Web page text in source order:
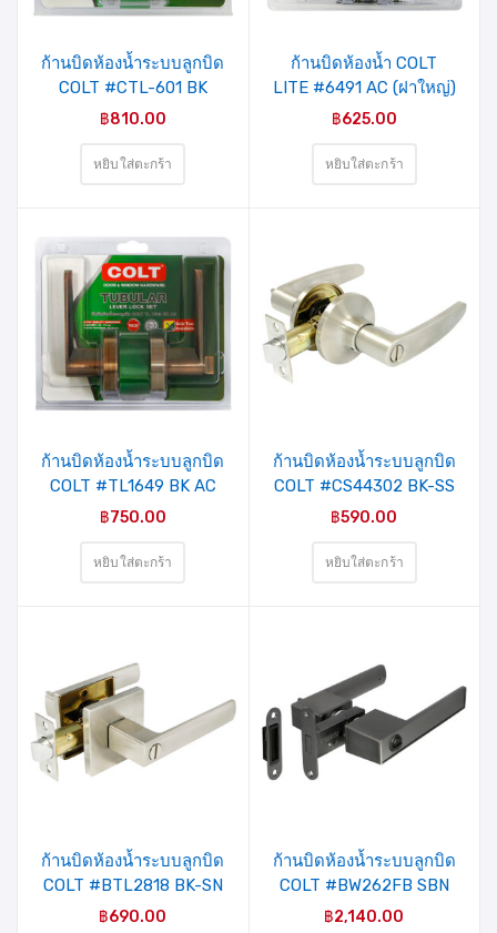
ก้านบิดห้องน้ำระบบลูกบิด
COLT #CTL-601 BK
฿810.00
หยิบใส่ตะกร้า
ก้านบิดห้องน้ำ COLT
LITE #6491 AC (ฝาใหญ่)
฿625.00
หยิบใส่ตะกร้า
ก้านบิดห้องน้ำระบบลูกบิด
COLT #TL1649 BK AC
฿750.00
หยิบใส่ตะกร้า
ก้านบิดห้องน้ำระบบลูกบิด
COLT #CS44302 BK-SS
ROUND ROSE
฿590.00
หยิบใส่ตะกร้า
ก้านบิดห้องน้ำระบบลูกบิด
COLT #BTL2818 BK-SN
SQUARE
฿690.00
ก้านบิดห้องน้ำระบบลูกบิด
COLT #BW262FB SBN
รุ่นกล่อง
฿2,140.00